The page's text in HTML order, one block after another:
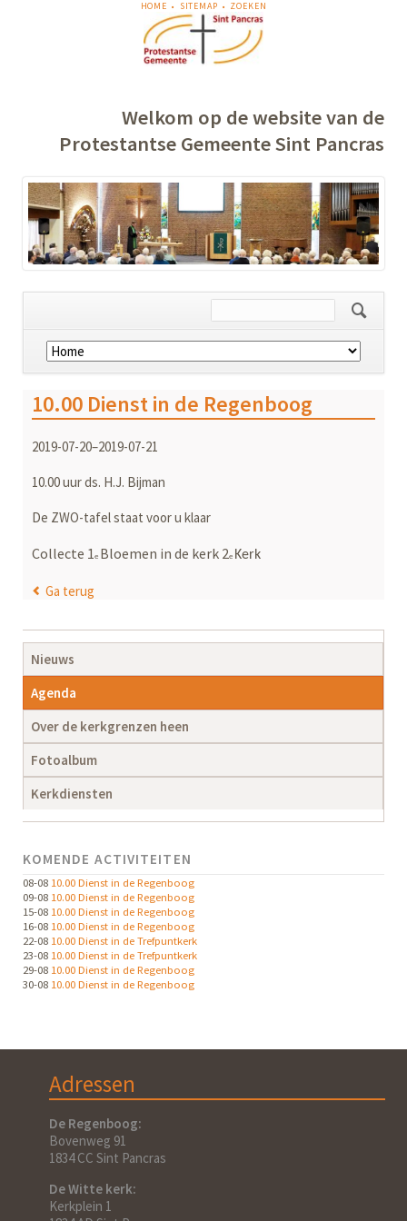
NAVIGATIE
OVERSLAAN
HOME SITEMAP ZOEKEN
Welkom op de website van de
Protestantse Gemeente Sint Pancras
Navigatie
overslaan
10.00 Dienst in de Regenboog
2019-07-20–2019-07-21
10.00 uur ds. H.J. Bijman
De ZWO-tafel staat voor u klaar
Collecte 1 e Bloemen in de kerk 2e Kerk
Ga terug
Navigatie
overslaan
Nieuws
Agenda
Over de kerkgrenzen heen
Fotoalbum
Kerkdiensten
KOMENDE ACTIVITEITEN
08-08 10.00 Dienst in de Regenboog
09-08 10.00 Dienst in de Regenboog
15-08 10.00 Dienst in de Regenboog
16-08 10.00 Dienst in de Regenboog
22-08 10.00 Dienst in de Trefpuntkerk
23-08 10.00 Dienst in de Trefpuntkerk
29-08 10.00 Dienst in de Regenboog
30-08 10.00 Dienst in de Regenboog
Adressen
De Regenboog:
Bovenweg 91
1834 CC Sint Pancras
De Witte kerk:
Kerkplein 1